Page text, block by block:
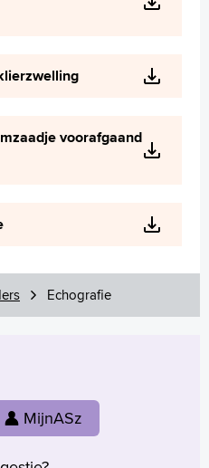
voorafgaand
Echografie
MijnASz